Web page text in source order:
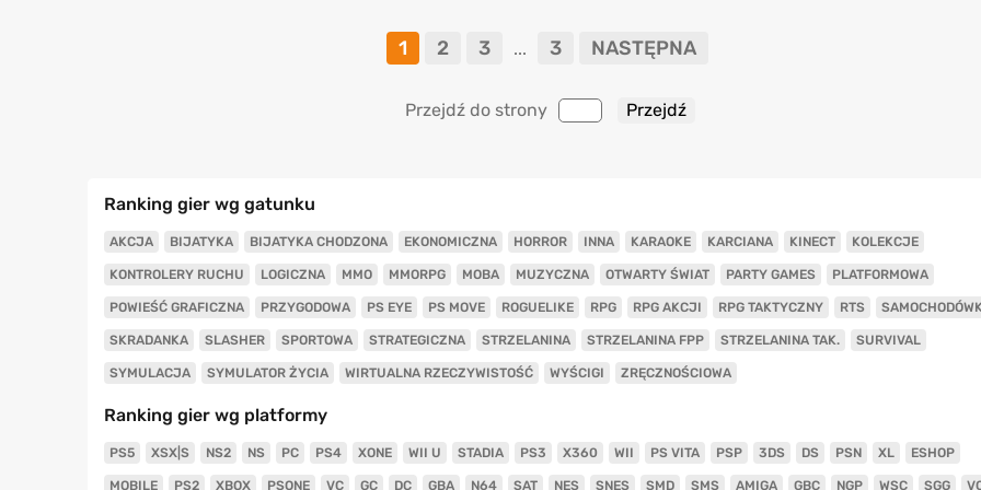
1 2 3 ... 3 NASTĘPNA
Przejdź do strony
Ranking gier wg gatunku
AKCJA BIJATYKA BIJATYKA CHODZONA EKONOMICZNA HORROR INNA KARAOKE KARCIANA KINECT KOLEKCJE
KONTROLERY RUCHU LOGICZNA MMO MMORPG MOBA MUZYCZNA OTWARTY ŚWIAT PARTY GAMES PLATFORMOWA
POWIEŚĆ GRAFICZNA PRZYGODOWA PS EYE PS MOVE ROGUELIKE RPG RPG AKCJI RPG TAKTYCZNY RTS
SKRADANKA SLASHER SPORTOWA STRATEGICZNA STRZELANINA STRZELANINA FPP STRZELANINA TAK. SURVIVAL
SYMULACJA SYMULATOR ŻYCIA WIRTUALNA RZECZYWISTOŚĆ WYŚCIGI ZRĘCZNOŚCIOWA
Ranking gier wg platformy
PS5 XSX|S NS2 NS PC PS4 XONE WII U STADIA PS3 X360 WII PS VITA PSP 3DS DS PSN XL ESHOP
MOBILE PS2 XBOX PSONE VC GC DC GBA N64 SAT NES SNES SMD SMS AMIGA GBC NGP WSC SGG